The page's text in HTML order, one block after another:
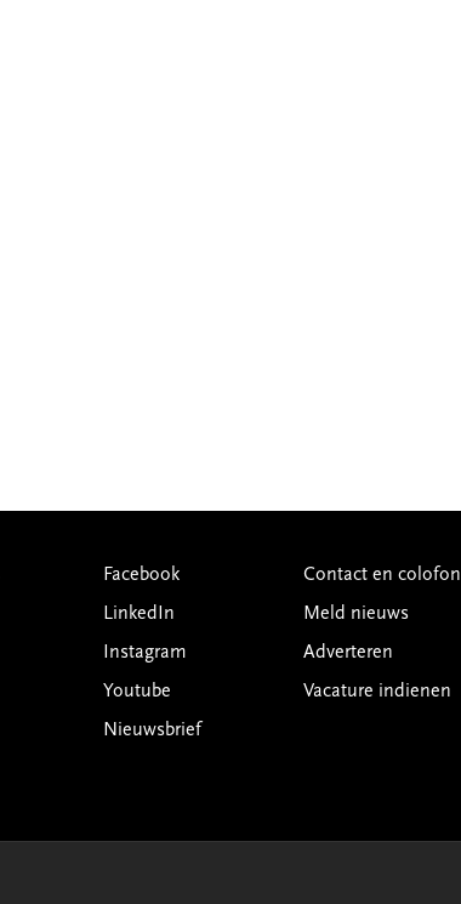
Facebook
LinkedIn
Instagram
Youtube
Nieuwsbrief
Contact en colofon
Meld nieuws
Adverteren
Vacature indienen